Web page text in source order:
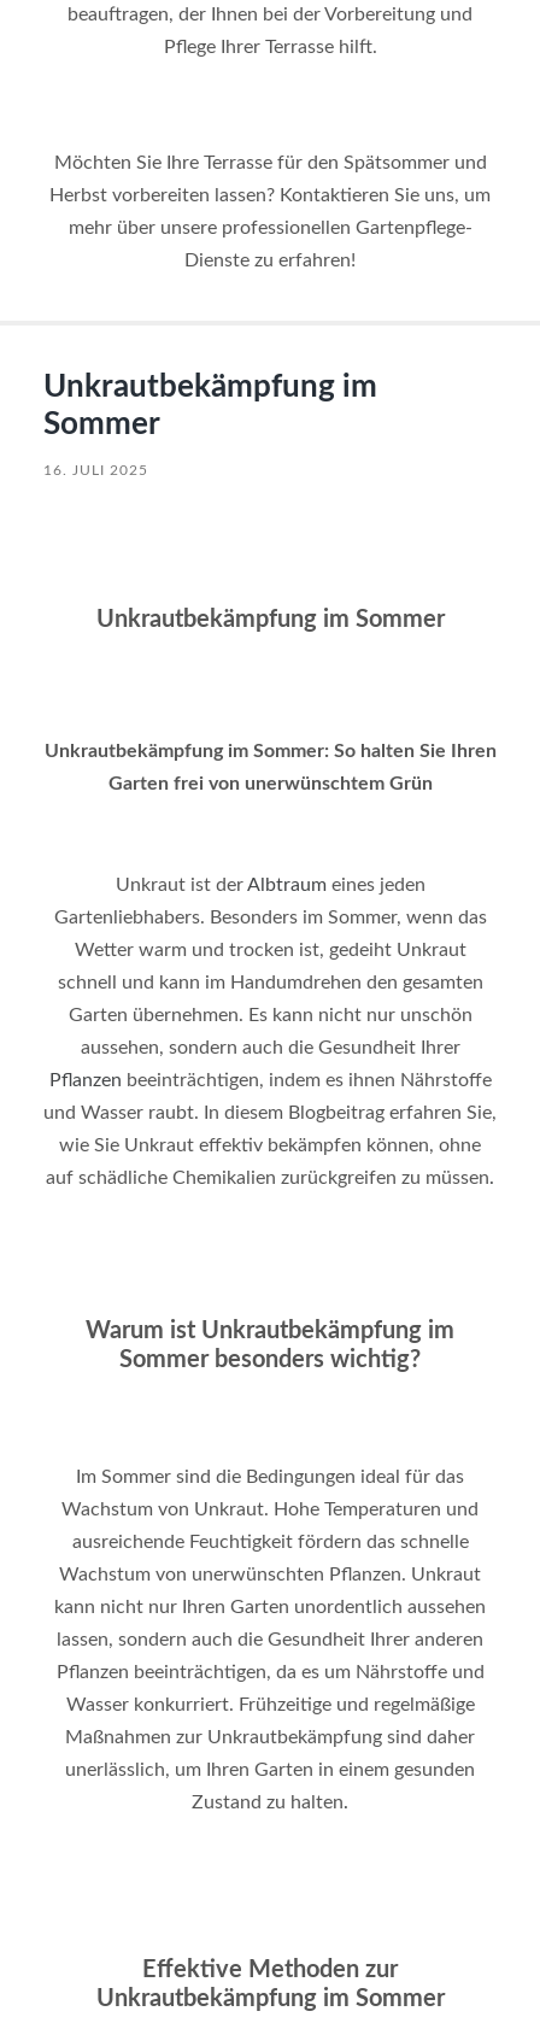
beauftragen, der Ihnen bei der Vorbereitung und
Pflege Ihrer Terrasse hilft.
Möchten Sie Ihre Terrasse für den Spätsommer und
Herbst vorbereiten lassen? Kontaktieren Sie uns, um
mehr über unsere professionellen Gartenpflege-
Dienste zu erfahren!
Unkrautbekämpfung im
Sommer
16. JULI 2025
Unkrautbekämpfung im Sommer
Unkrautbekämpfung im Sommer: So halten Sie Ihren
Garten frei von unerwünschtem Grün
Unkraut ist derAlbtraumeines jeden
Gartenliebhabers. Besonders im Sommer, wenn das
Wetter warm und trocken ist, gedeiht Unkraut
schnell und kann im Handumdrehen den gesamten
Garten übernehmen. Es kann nicht nur unschön
aussehen, sondern auch die Gesundheit Ihrer
Pflanzen beeinträchtigen, indem es ihnen Nährstoffe
und Wasser raubt. In diesem Blogbeitrag erfahren Sie,
wie Sie Unkraut effektiv bekämpfen können, ohne
auf schädliche Chemikalien zurückgreifen zu müssen.
Warum ist Unkrautbekämpfung im
Sommer besonders wichtig?
Im Sommer sind die Bedingungen ideal für das
Wachstum von Unkraut. Hohe Temperaturen und
ausreichende Feuchtigkeit fördern das schnelle
Wachstum von unerwünschten Pflanzen. Unkraut
kann nicht nur Ihren Garten unordentlich aussehen
lassen, sondern auch die Gesundheit Ihrer anderen
Pflanzen beeinträchtigen, da es um Nährstoffe und
Wasser konkurriert. Frühzeitige und regelmäßige
Maßnahmen zur Unkrautbekämpfung sind daher
unerlässlich, um Ihren Garten in einem gesunden
Zustand zu halten.
Effektive Methoden zur
Unkrautbekämpfung im Sommer